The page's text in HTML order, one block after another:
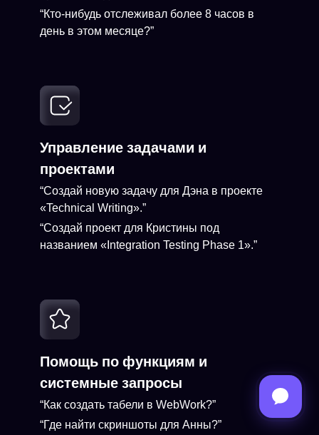
“Кто-нибудь отслеживал более 8 часов в
день в этом месяце?”
Управление задачами и
проектами
“Создай новую задачу для Дэна в проекте
«Technical Writing».”
“Создай проект для Кристины под
названием «Integration Testing Phase 1».”
Помощь по функциям и
системные запросы
“Как создать табели в WebWork?”
“Где найти скриншоты для Анны?”